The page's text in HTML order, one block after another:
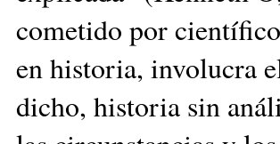
cometido por
en historia, involucra
dicho, historia sin